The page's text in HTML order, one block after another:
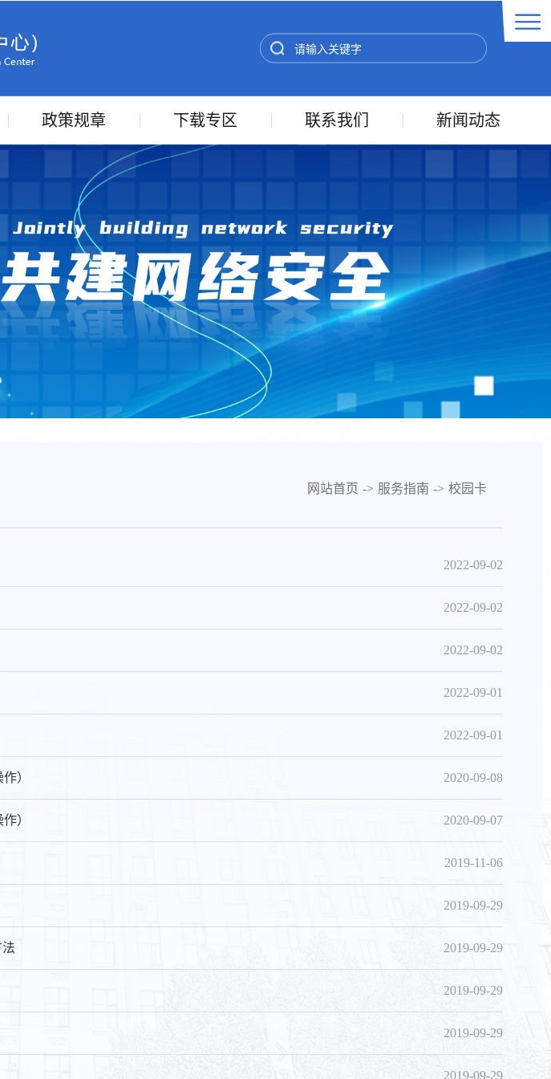
政策规章 下载专区 联系我们 新闻动态
网站首页 -> 服务指南 -> 校园卡
2022-09-02
2022-09-02
2022-09-02
2022-09-01
2022-09-01
2020-09-08
）
2020-09-07
）
2019-11-06
2019-09-29
2019-09-29
2019-09-29
2019-09-29
2019-09-29